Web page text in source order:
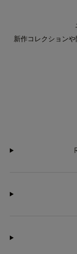
新作コレクション